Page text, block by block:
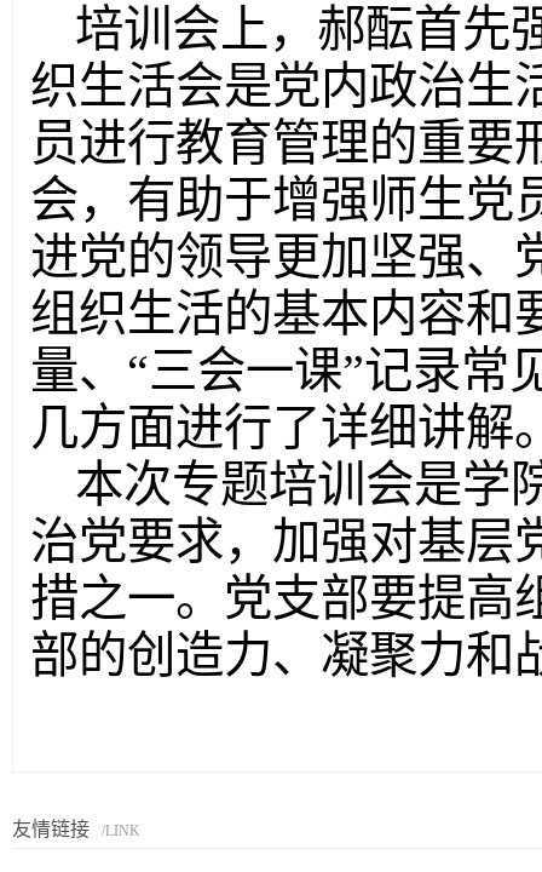
培训会上，郝酝首先
织生活会是党内政治生
员进行教育管理的重要
会，有助于增强师生党
进党的领导更加坚强、
组织生活的基本内容和
量、“三会一课”记录常
几方面进行了详细讲解
本次专题培训会是学
治党要求，加强对基层
措之一。党支部要提高
部的创造力、凝聚力和
友情链接 /LINK